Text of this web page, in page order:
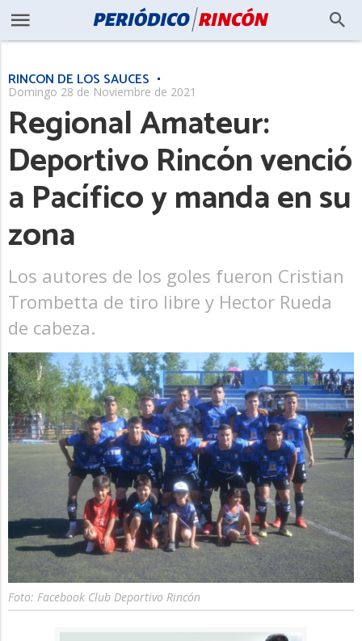
RINCÓN DE LOS SAUCES
Domingo 28 de Noviembre de 2021
Regional Amateur:
Deportivo Rincón venció
a Pacífico y manda en su
zona
Los autores de los goles fueron Cristian
Trombetta de tiro libre y Hector Rueda
de cabeza.
Foto: Facebook Club Deportivo Rincón